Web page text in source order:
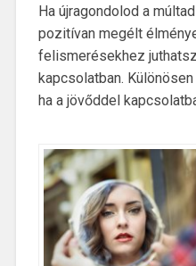
Ha újragondolod a
pozitívan megélt
felismerésekhez
kapcsolatban.
ha a jövőddel